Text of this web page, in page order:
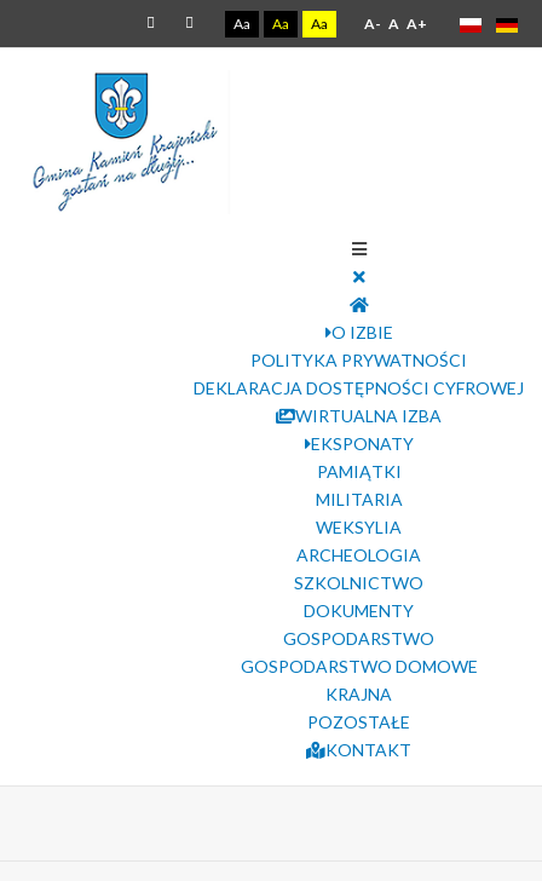
Aa Aa Aa A- A A+
O IZBIE
POLITYKA PRYWATNOŚCI
DEKLARACJA DOSTĘPNOŚCI CYFROWEJ
WIRTUALNA IZBA
EKSPONATY
PAMIĄTKI
MILITARIA
WEKSYLIA
ARCHEOLOGIA
SZKOLNICTWO
DOKUMENTY
GOSPODARSTWO
GOSPODARSTWO DOMOWE
KRAJNA
POZOSTAŁE
KONTAKT